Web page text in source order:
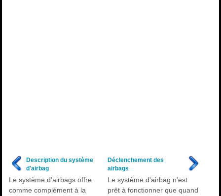
Description du système
d'airbag
Le système d'airbags offre
comme complément à la
Déclenchement des
airbags
Le système d'airbag n'est
prêt à fonctionner que quand